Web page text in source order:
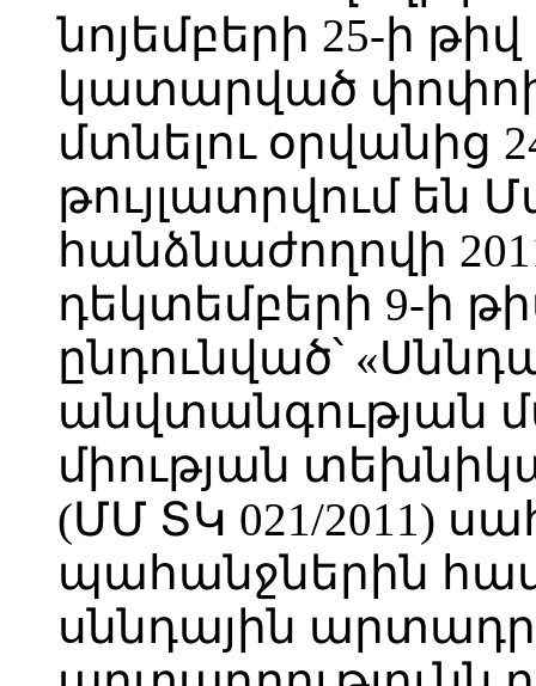
նոյեմբերի 25-ի
կատարված
մտնելու օրվանից
թույլատրվում են
հանձնաժողովի
դեկտեմբերի 9-ի
ընդունված՝
անվտանգության
միության
(ՄՄ ՏԿ 021/2011)
պահանջներին
սննդային